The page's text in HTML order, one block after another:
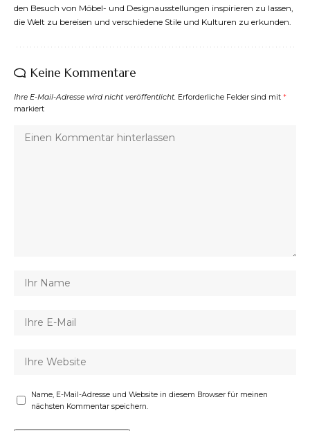
den Besuch von Möbel- und Designausstellungen inspirieren zu lassen,
die Welt zu bereisen und verschiedene Stile und Kulturen zu erkunden.
Keine Kommentare
Ihre E-Mail-Adresse wird nicht veröffentlicht. Erforderliche Felder sind mit *
markiert
Name, E-Mail-Adresse und Website in diesem Browser für meinen
nächsten Kommentar speichern.